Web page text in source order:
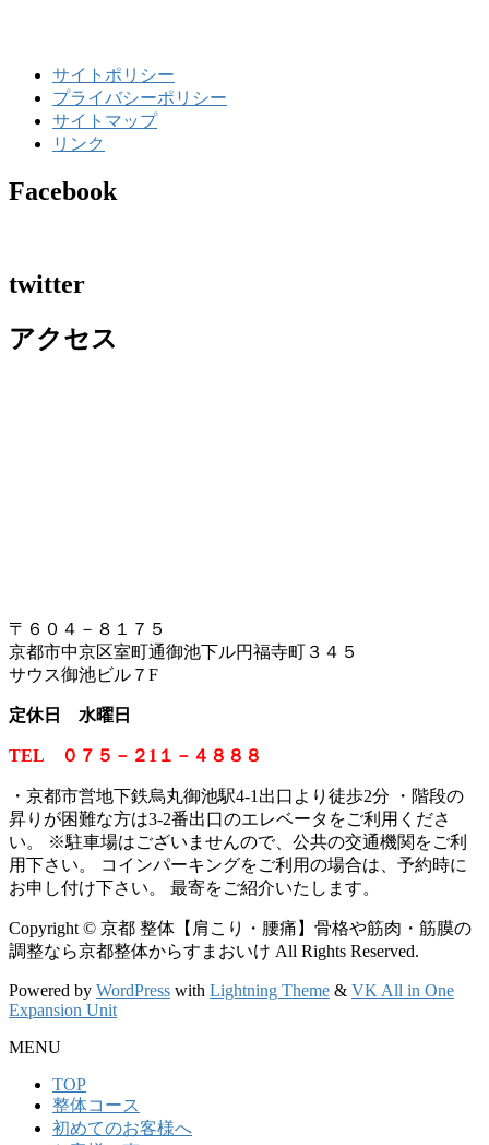
サイトポリシー
プライバシーポリシー
サイトマップ
リンク
Facebook
twitter
アクセス
〒６０４－８１７５
京都市中京区室町通御池下ル円福寺町３４５
サウス御池ビル７F
定休日 水曜日
TEL ０７５－２1１－４８８８
・京都市営地下鉄烏丸御池駅4-1出口より徒歩2分 ・階段の
昇りが困難な方は3-2番出口のエレベータをご利用くださ
い。
※駐車場はございませんので、公共の交通機関をご利
用下さい。 コインパーキングをご利用の場合は、予約時に
お申し付け下さい。 最寄をご紹介いたします。
Copyright © 京都 整体【肩こり・腰痛】骨格や筋肉・筋膜の
調整なら京都整体からすまおいけ All Rights Reserved.
Powered by WordPress with Lightning Theme & VK All in One
Expansion Unit
MENU
TOP
整体コース
初めてのお客様へ